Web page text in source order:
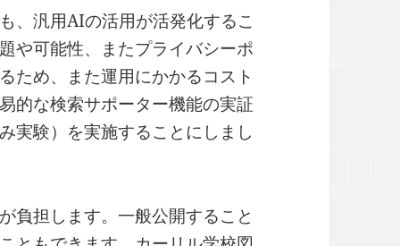
、汎用AIの活用が活発化するこ
や可能性、またプライバシーポ
ため、また運用にかかるコスト
的な検索サポーター機能の実証
実験）を実施することにしまし
負担します。一般公開すること